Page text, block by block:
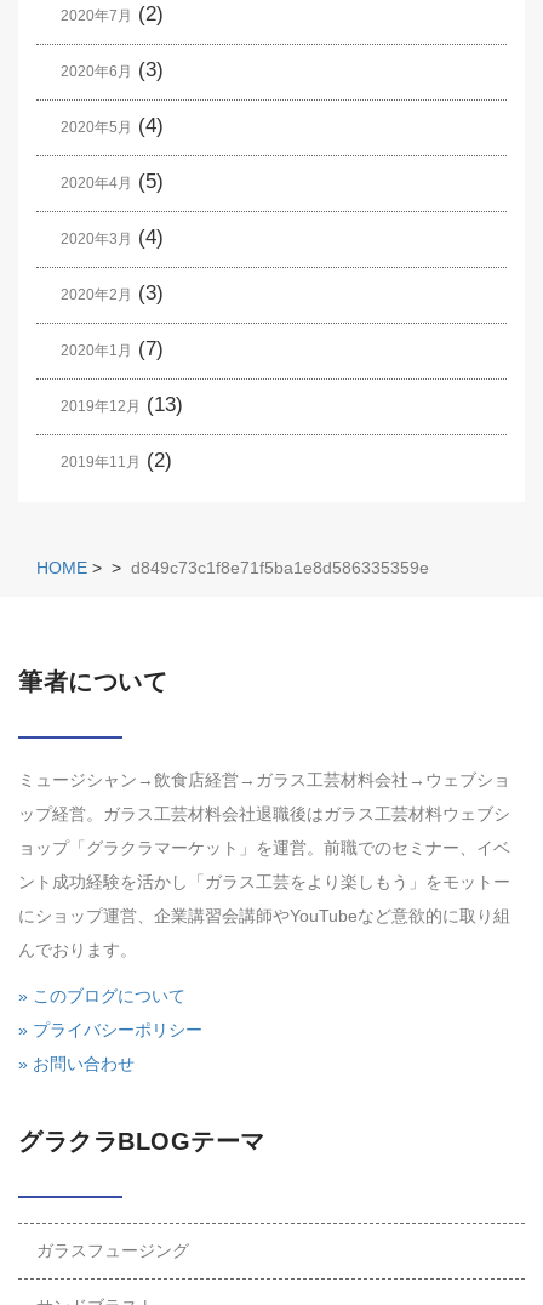
2020年7月 (2)
2020年6月 (3)
2020年5月 (4)
2020年4月 (5)
2020年3月 (4)
2020年2月 (3)
2020年1月 (7)
2019年12月 (13)
2019年11月 (2)
HOME > > d849c73c1f8e71f5ba1e8d586335359e
筆者について
ミュージシャン→飲食店経営→ガラス工芸材料会社→ウェブショ
ップ経営。ガラス工芸材料会社退職後はガラス工芸材料ウェブシ
ョップ「グラクラマーケット」を運営。前職でのセミナー、イベ
ント成功経験を活かし「ガラス工芸をより楽しもう」をモットー
にショップ運営、企業講習会講師やYouTubeなど意欲的に取り組
んでおります。
» このブログについて
» プライバシーポリシー
» お問い合わせ
グラクラBLOGテーマ
ガラスフュージング